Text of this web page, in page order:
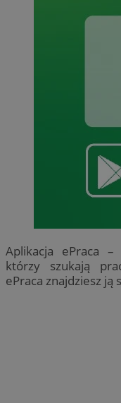
Aplikacja ePraca
którzy szukają
ePraca znajdziesz ją